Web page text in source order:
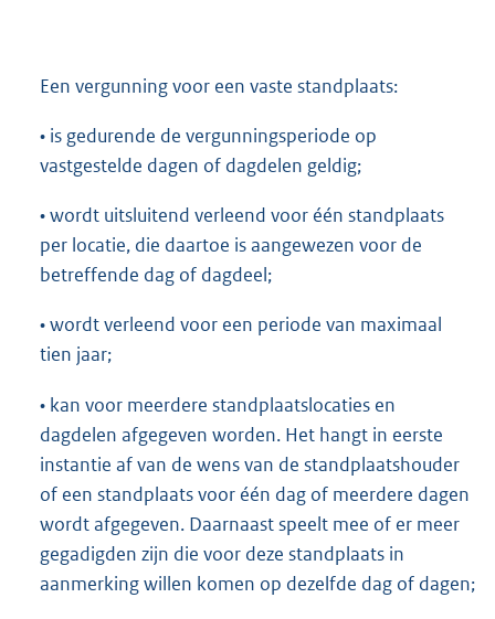
Een vergunning voor een vaste standplaats:
• is gedurende de vergunningsperiode op
vastgestelde dagen of dagdelen geldig;
• wordt uitsluitend verleend voor één standplaats
per locatie, die daartoe is aangewezen voor de
betreffende dag of dagdeel;
• wordt verleend voor een periode van maximaal
tien jaar;
• kan voor meerdere standplaatslocaties en
dagdelen afgegeven worden. Het hangt in eerste
instantie af van de wens van de standplaatshouder
of een standplaats voor één dag of meerdere dagen
wordt afgegeven. Daarnaast speelt mee of er meer
gegadigden zijn die voor deze standplaats in
aanmerking willen komen op dezelfde dag of dagen;